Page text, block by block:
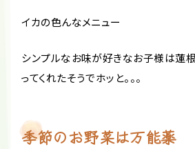
イカの色んなメニュー
シンプルなお味が好きなお子様は蓮
ってくれたそうでホッと。。。
季節のお野菜は万能薬